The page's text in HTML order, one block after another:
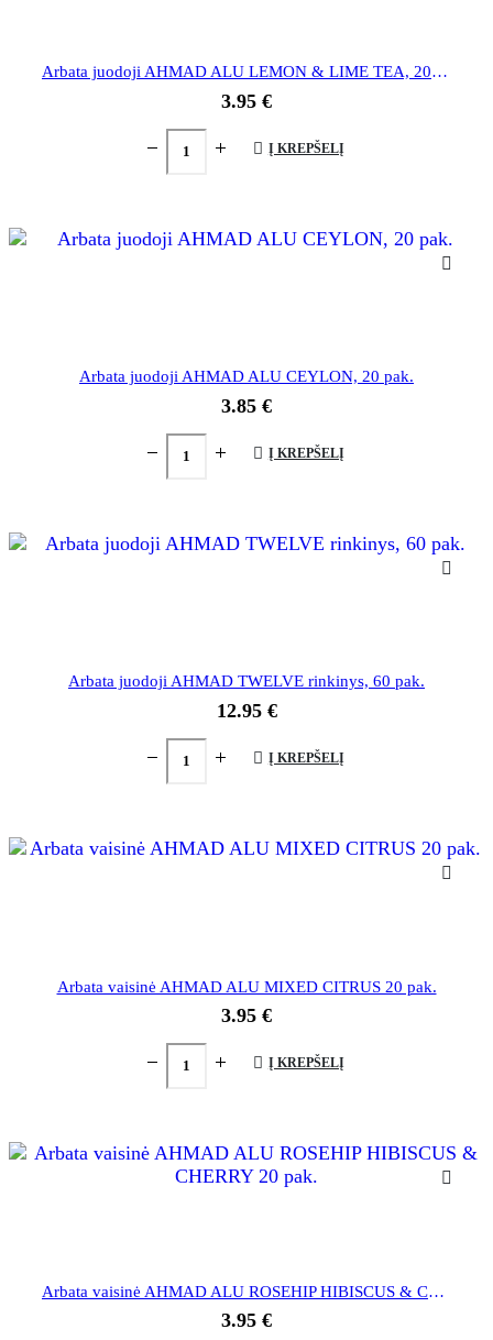
Arbata juodoji AHMAD ALU LEMON & LIME TEA, 20 pak.
3.95 €
Į KREPŠELĮ
Arbata juodoji AHMAD ALU CEYLON, 20 pak.
3.85 €
Į KREPŠELĮ
Arbata juodoji AHMAD TWELVE rinkinys, 60 pak.
12.95 €
Į KREPŠELĮ
Arbata vaisinė AHMAD ALU MIXED CITRUS 20 pak.
3.95 €
Į KREPŠELĮ
Arbata vaisinė AHMAD ALU ROSEHIP HIBISCUS & CHERRY 20 pak.
3.95 €